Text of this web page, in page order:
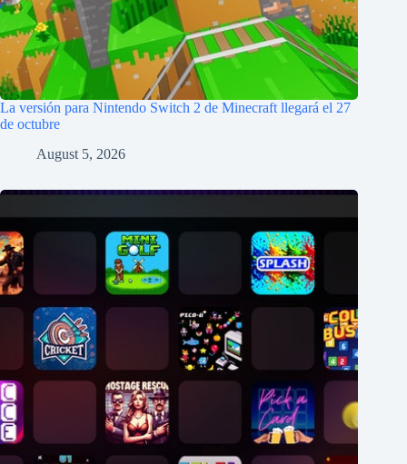
La versión para Nintendo Switch 2 de Minecraft llegará el 27
de octubre
August 5, 2026